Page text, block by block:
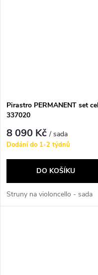
Pirastro PERMANENT set
337020
8 090 Kč/ sada
Dodání do 1-2 týdnů
DO KOŠÍKU
Struny na violoncello - sada